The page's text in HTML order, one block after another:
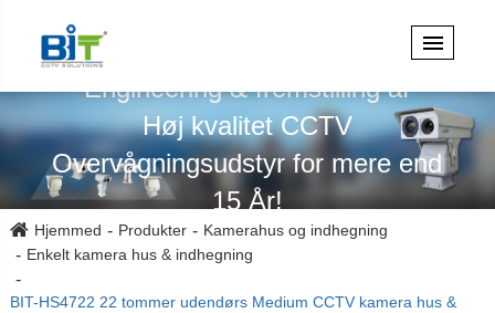
Engineering & fremstilling af
Høj kvalitet CCTV
Overvågningsudstyr for mere end
15 År!
Hjemmed Produkter
Kamerahus og indhegning
Enkelt kamera hus & indhegning
BIT-HS4722 22 tommer udendørs Medium CCTV kamera hus &